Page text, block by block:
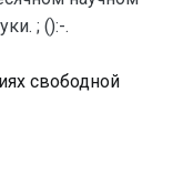
; ():-.
свободной